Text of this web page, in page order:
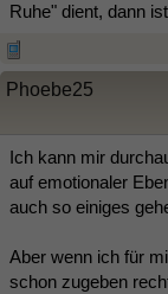
Ruhe" dient, dann
Phoebe25
Ich kann mir
auf emotionaler
auch so einiges
Aber wenn ich für
schon zugeben